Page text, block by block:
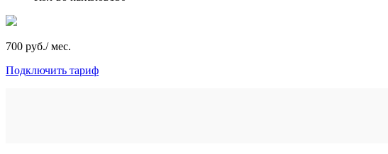
700 руб./ мес.
Подключить тариф